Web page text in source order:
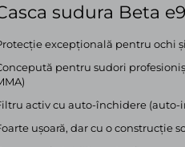
sudura Beta
excepțională pentru ochi
pentru sudori
activ cu auto-închidere (auto-
ușoară, dar cu o construcție